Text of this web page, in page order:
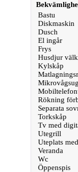
Bastu
Diskmaskin
Dusch
El ingår
Frys
Husdjur
Kylskåp
Rökning
Separata
Torkskåp
Tv med
Utegrill
Uteplats
Veranda
Wc
Öppenspis